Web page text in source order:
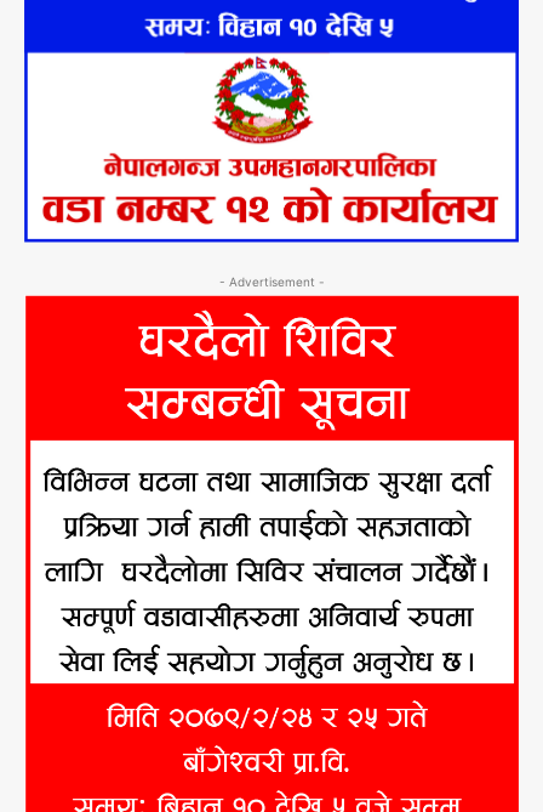
- Advertisement -